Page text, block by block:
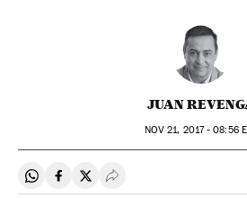
JUAN
NOV 21, 2017 - 08:56
Compartir en Whatsapp
Compartir en Facebook
Compartir en Twitter
Desplegar Redes